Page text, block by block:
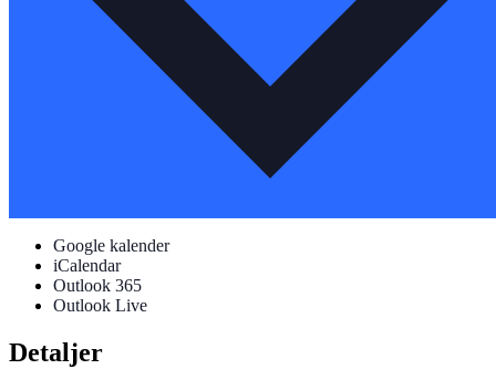
Google kalender
iCalendar
Outlook 365
Outlook Live
Detaljer